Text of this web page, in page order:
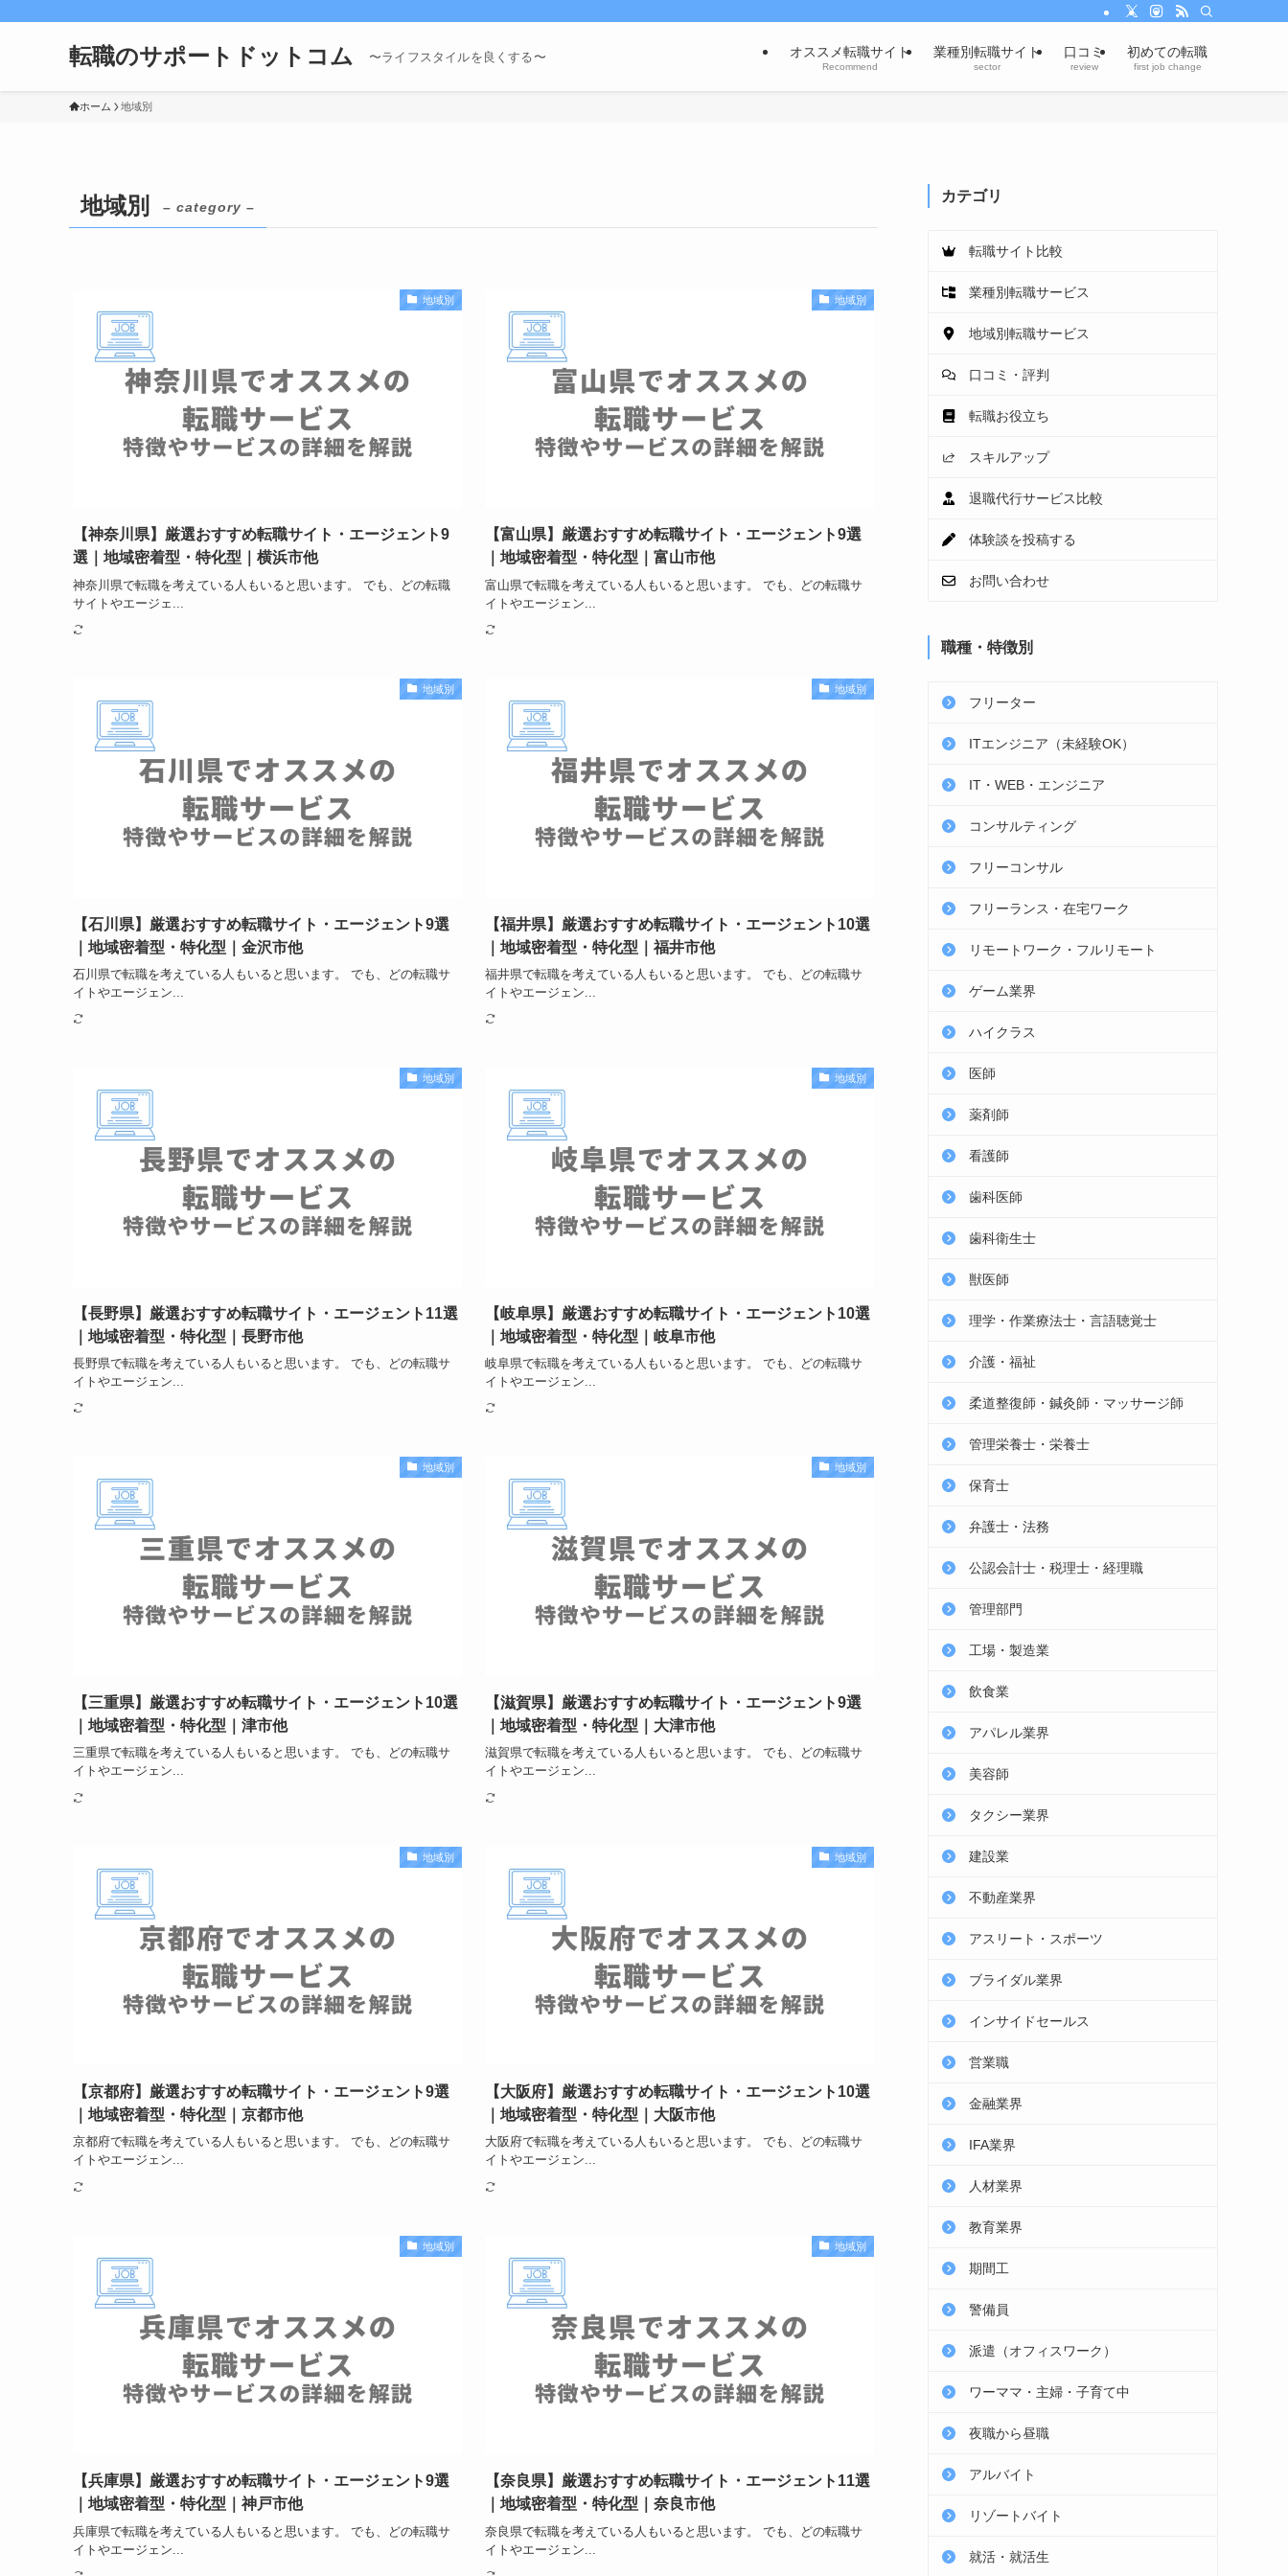
転職のサポートドットコム 〜ライフスタイルを良くする〜 オススメ転職サイト
Recommend
業種別転職サイト
sector
口コミ
review
初めての転職
first job change
ホーム 地域別
地域別 – category –
地域別
【神奈川県】厳選おすすめ転職サイト・エージェント9
選｜地域密着型・特化型｜横浜市他
神奈川県で転職を考えている人もいると思います。 でも、どの転職
サイトやエージェ...
地域別
【富山県】厳選おすすめ転職サイト・エージェント9選
｜地域密着型・特化型｜富山市他
富山県で転職を考えている人もいると思います。 でも、どの転職サ
イトやエージェン...
地域別
【石川県】厳選おすすめ転職サイト・エージェント9選
｜地域密着型・特化型｜金沢市他
石川県で転職を考えている人もいると思います。 でも、どの転職サ
イトやエージェン...
地域別
【福井県】厳選おすすめ転職サイト・エージェント10選
｜地域密着型・特化型｜福井市他
福井県で転職を考えている人もいると思います。 でも、どの転職サ
イトやエージェン...
地域別
【長野県】厳選おすすめ転職サイト・エージェント11選
｜地域密着型・特化型｜長野市他
長野県で転職を考えている人もいると思います。 でも、どの転職サ
イトやエージェン...
地域別
【岐阜県】厳選おすすめ転職サイト・エージェント10選
｜地域密着型・特化型｜岐阜市他
岐阜県で転職を考えている人もいると思います。 でも、どの転職サ
イトやエージェン...
地域別
【三重県】厳選おすすめ転職サイト・エージェント10選
｜地域密着型・特化型｜津市他
三重県で転職を考えている人もいると思います。 でも、どの転職サ
イトやエージェン...
地域別
【滋賀県】厳選おすすめ転職サイト・エージェント9選
｜地域密着型・特化型｜大津市他
滋賀県で転職を考えている人もいると思います。 でも、どの転職サ
イトやエージェン...
地域別
【京都府】厳選おすすめ転職サイト・エージェント9選
｜地域密着型・特化型｜京都市他
京都府で転職を考えている人もいると思います。 でも、どの転職サ
イトやエージェン...
地域別
【大阪府】厳選おすすめ転職サイト・エージェント10選
｜地域密着型・特化型｜大阪市他
大阪府で転職を考えている人もいると思います。 でも、どの転職サ
イトやエージェン...
地域別
【兵庫県】厳選おすすめ転職サイト・エージェント9選
｜地域密着型・特化型｜神戸市他
兵庫県で転職を考えている人もいると思います。 でも、どの転職サ
イトやエージェン...
地域別
【奈良県】厳選おすすめ転職サイト・エージェント11選
｜地域密着型・特化型｜奈良市他
奈良県で転職を考えている人もいると思います。 でも、どの転職サ
イトやエージェン...
カテゴリ
転職サイト比較
業種別転職サービス
地域別転職サービス
口コミ・評判
転職お役立ち
スキルアップ
退職代行サービス比較
体験談を投稿する
お問い合わせ
職種・特徴別
フリーター
ITエンジニア（未経験OK）
IT・WEB・エンジニア
コンサルティング
フリーコンサル
フリーランス・在宅ワーク
リモートワーク・フルリモート
ゲーム業界
ハイクラス
医師
薬剤師
看護師
歯科医師
歯科衛生士
獣医師
理学・作業療法士・言語聴覚士
介護・福祉
柔道整復師・鍼灸師・マッサージ師
管理栄養士・栄養士
保育士
弁護士・法務
公認会計士・税理士・経理職
管理部門
工場・製造業
飲食業
アパレル業界
美容師
タクシー業界
建設業
不動産業界
アスリート・スポーツ
ブライダル業界
インサイドセールス
営業職
金融業界
IFA業界
人材業界
教育業界
期間工
警備員
派遣（オフィスワーク）
ワーママ・主婦・子育て中
夜職から昼職
アルバイト
リゾートバイト
就活・就活生